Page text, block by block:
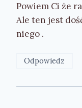
Powiem Ci że
Ale ten jest
niego .
Odpowiedz